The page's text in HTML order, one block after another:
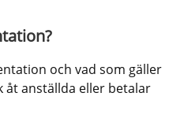
och vad som gäller
åt anställda eller betalar